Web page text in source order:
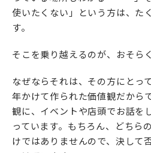
使いたくない」という方は、た
す。
そこを乗り越えるのが、おそら
なぜならそれは、その方にとっ
年かけて作られた価値観だから
観に、イベントや店頭でお話を
っています。もちろん、どちら
けではありませんので、決して